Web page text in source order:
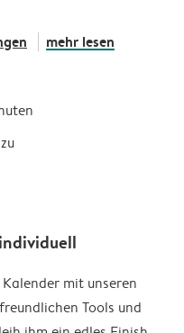
mehr lesen
mit unseren
Tools und